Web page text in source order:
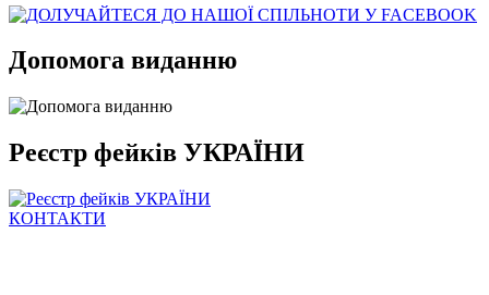
Допомога виданню
Реєстр фейків УКРАЇНИ
КОНТАКТИ